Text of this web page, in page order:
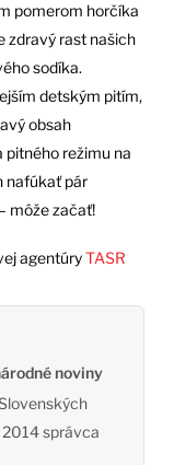
pomerom horčíka
zdravý rast našich
sodíka.
detským pitím,
obsah
pitného režimu na
nafúkať pár
môže začať!
agentúryTASR
noviny
správca